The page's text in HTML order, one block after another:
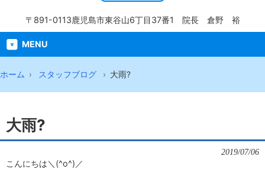
〒891-0113鹿児島市東谷山6丁目37番1 院長 倉野 裕
MENU
ホーム スタッフブログ 大雨?
大雨?
2019/07/06
こんにちは＼(^o^)／